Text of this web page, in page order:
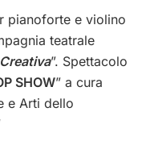
pianoforte e violino
teatrale
”. Spettacolo
SHOW” a cura
e Arti dello